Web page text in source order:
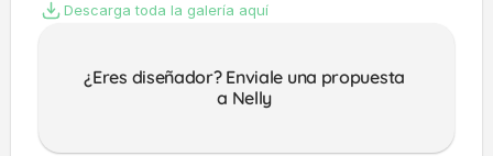
Descarga toda la galería aquí
¿Eres diseñador? Enviale una propuesta
a Nelly